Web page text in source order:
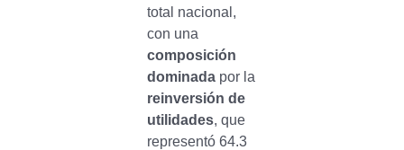
total nacional,
con una
composición
dominadapor la
reinversión de
utilidades, que
representó 64.3